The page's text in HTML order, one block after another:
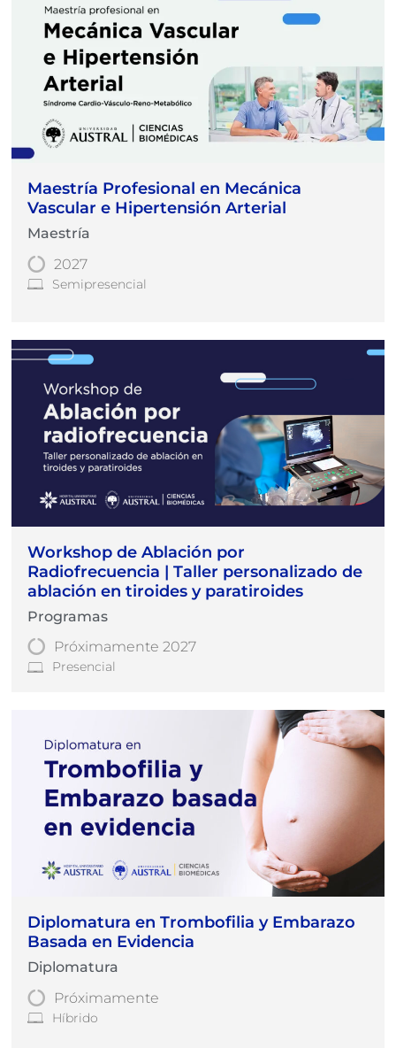
Maestría Profesional en Mecánica
Vascular e Hipertensión Arterial
Maestría
2027
Semipresencial
Workshop de Ablación por
Radiofrecuencia | Taller personalizado de
ablación en tiroides y paratiroides
Programas
Próximamente 2027
Presencial
Diplomatura en Trombofilia y Embarazo
Basada en Evidencia
Diplomatura
Próximamente
Híbrido